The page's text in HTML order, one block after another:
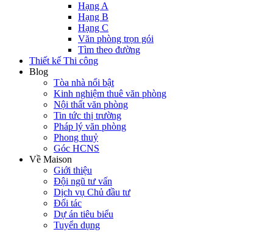
Hạng A
Hạng B
Hạng C
Văn phòng trọn gói
Tìm theo đường
Thiết kế Thi công
Blog
Tòa nhà nổi bật
Kinh nghiệm thuê văn phòng
Nội thất văn phòng
Tin tức thị trường
Pháp lý văn phòng
Phong thuỷ
Góc HCNS
Về Maison
Giới thiệu
Đội ngũ tư vấn
Dịch vụ Chủ đầu tư
Đối tác
Dự án tiêu biểu
Tuyển dụng